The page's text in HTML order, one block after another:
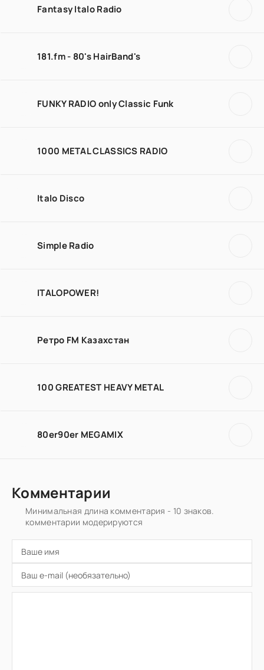
Fantasy Italo Radio
181.fm - 80's HairBand's
FUNKY RADIO only Classic Funk
1000 METAL CLASSICS RADIO
Italo Disco
Simple Radio
ITALOPOWER!
Ретро FM Казахстан
100 GREATEST HEAVY METAL
80er90er MEGAMIX
Комментарии
Минимальная длина комментария - 10 знаков.
комментарии модерируются